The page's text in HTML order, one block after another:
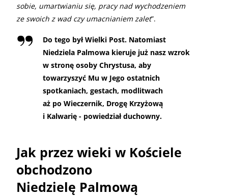
sobie, umartwianiu się, pracy nad wychodzeniem
ze swoich z wad czy umacnianiem zalet”.
Do tego był Wielki Post. Natomiast
Niedziela Palmowa kieruje już nasz wzrok
w stronę osoby Chrystusa, aby
towarzyszyć Mu w Jego ostatnich
spotkaniach, gestach, modlitwach
aż po Wieczernik, Drogę Krzyżową
i Kalwarię - powiedział duchowny.
Jak przez wieki w Kościele
obchodzono
Niedzielę Palmową